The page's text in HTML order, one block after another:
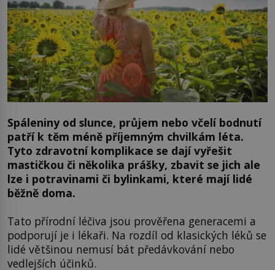
Spáleniny od slunce, průjem nebo včelí bodnutí
patří k těm méně příjemným chvilkám léta.
Tyto zdravotní komplikace se dají vyřešit
mastičkou či několika prášky, zbavit se jich ale
lze i potravinami či bylinkami, které mají lidé
běžně doma.
Tato přírodní léčiva jsou prověřena generacemi a
podporují je i lékaři. Na rozdíl od klasických léků se
lidé většinou nemusí bát předávkování nebo
vedlejších účinků.